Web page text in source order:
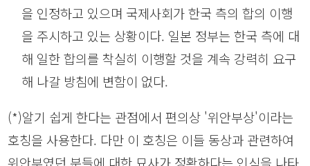
을 인정하고 있으며 국제사회가 한국 측의 합의 이행
을 주시하고 있는 상황이다. 일본 정부는 한국 측에 대
해 일한 합의를 착실히 이행할 것을 계속 강력히 요구
해 나갈 방침에 변함이 없다.
(*)알기 쉽게 한다는 관점에서 편의상 '위안부상'이라는
호칭을 사용한다. 다만 이 호칭은 이들 동상과 관련하여
위안부였던 분들에 대한 묘사가 정확하다는 인식을 나타